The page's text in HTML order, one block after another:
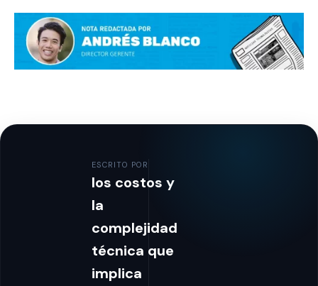
ESCRITO POR
los costos y
la
complejidad
técnica que
implica